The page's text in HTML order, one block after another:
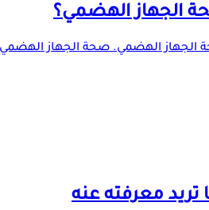
الجهاز الهضمي؟
لصحة الجهاز الهضمي. صحة
معرفته عنه